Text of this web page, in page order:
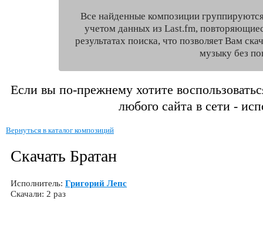
Все найденные композиции
учетом данных из Last.fm,
результатах поиска, что позволяет Вам
музыку без
Если вы по-прежнему хотите
любого сайта в сети -
Вернуться в каталог композиций
Скачать Братан
Исполнитель: Григорий Лепс
Скачали: 2 раз